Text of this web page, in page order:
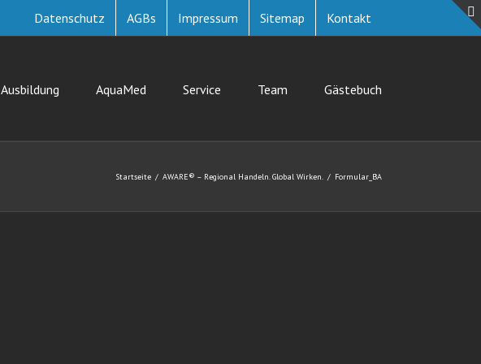
Datenschutz AGBs Impressum Sitemap Kontakt
Ausbildung AquaMed Service Team Gästebuch
Startseite AWARE® – Regional Handeln. Global Wirken. Formular_BA